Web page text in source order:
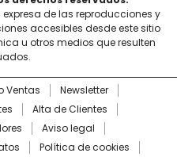
expresa de las reproducciones y
accesibles desde este sitio
u otros medios que resulten
Ventas
Newsletter
Alta de Clientes
Aviso legal
Política de cookies